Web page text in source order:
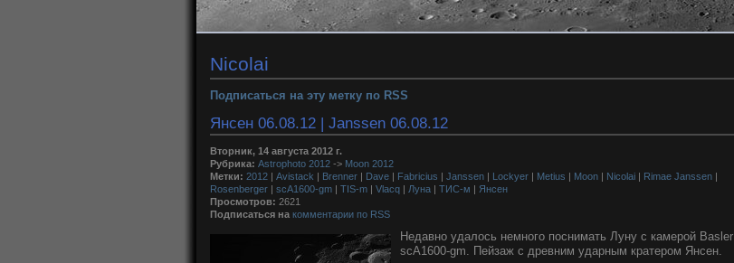
Nicolai
Подписаться на эту метку по RSS
Янсен 06.08.12 | Janssen 06.08.12
Вторник, 14 августа 2012 г.
Рубрика: Astrophoto 2012 -> Moon 2012
Метки: 2012 | Avistack | Brenner | Dave | Fabricius | Janssen | Lockyer | Metius | Moon | Nicolai | Rimae Janssen |
Rosenberger | scA1600-gm | TIS-m | Vlacq | Луна | ТИС-м | Янсен
Просмотров: 2621
Подписаться на комментарии по RSS
Недавно удалось немного поснимать Луну с камерой Basler
scA1600-gm. Пейзаж с древним ударным кратером Янсен.